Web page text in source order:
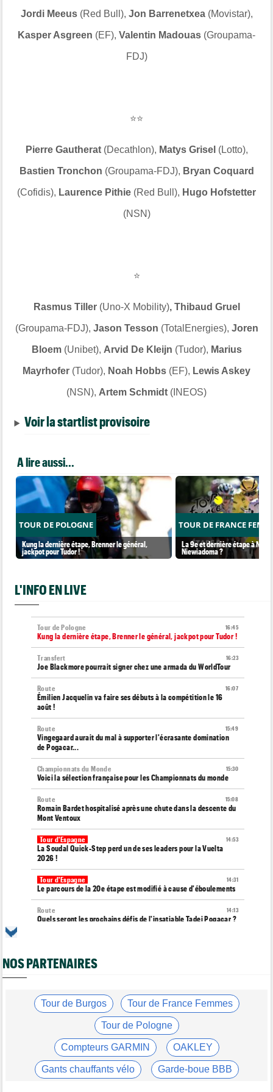
Jordi Meeus(Red Bull), Jon Barrenetxea(Movistar),
Kasper Asgreen (EF), Valentin Madouas (Groupama-
FDJ)
⭐⭐
Pierre Gautherat(Decathlon), Matys Grisel (Lotto),
Bastien Tronchon (Groupama-FDJ), Bryan Coquard
(Cofidis), Laurence Pithie (Red Bull), Hugo Hofstetter
(NSN)
⭐
Rasmus Tiller (Uno-X Mobility), Thibaud Gruel
(Groupama-FDJ), Jason Tesson (TotalEnergies), Joren
Bloem(Unibet), Arvid De Kleijn (Tudor), Marius
Mayrhofer (Tudor), Noah Hobbs (EF), Lewis Askey
(NSN), Artem Schmidt (INEOS)
Voir la startlist provisoire
A lire aussi...
TOUR DE POLOGNE
Kung la dernière étape, Brenner le général,
jackpot pour Tudor !
TOUR DE FRANCE
La 9e et dernière étape à
Niewiadoma ?
L'INFO EN LIVE
16:45
Tour de Pologne
Kung la dernière étape, Brenner le général, jackpot pour Tudor !
16:23
Transfert
Joe Blackmore pourrait signer chez une armada du WorldTour
16:07
Route
Émilien Jacquelin va faire ses débuts à la compétition le 16
août !
15:49
Route
Vingegaard aurait du mal à supporter l'écrasante domination
de Pogacar...
15:30
Championnats du Monde
Voici la sélection française pour les Championnats du monde
15:08
Route
Romain Bardet hospitalisé après une chute dans la descente du
Mont Ventoux
14:53
Tour d'Espagne
La Soudal Quick-Step perd un de ses leaders pour la Vuelta
2026 !
14:31
Tour d'Espagne
Le parcours de la 20e étape est modifié à cause d'éboulements
14:13
Route
Quels seront les prochains défis de l'insatiable Tadej Pogacar ?
Tour de Pologne
13:04
Tour de France Femmes
Loes Adegeest : "On essaiera encore..."
Tour de France Femmes
La 9e et dernière étape à Nice... Vollering ou Niewiadoma ?
12:54
Tour de France Femmes
Puck Pieterse : "Je ne sais pas à quoi m'attendre"
NOS PARTENAIRES
Tour de Burgos Tour de France Femmes
Tour de Pologne
Compteurs GARMIN OAKLEY
Gants chauffants vélo Garde-boue BBB